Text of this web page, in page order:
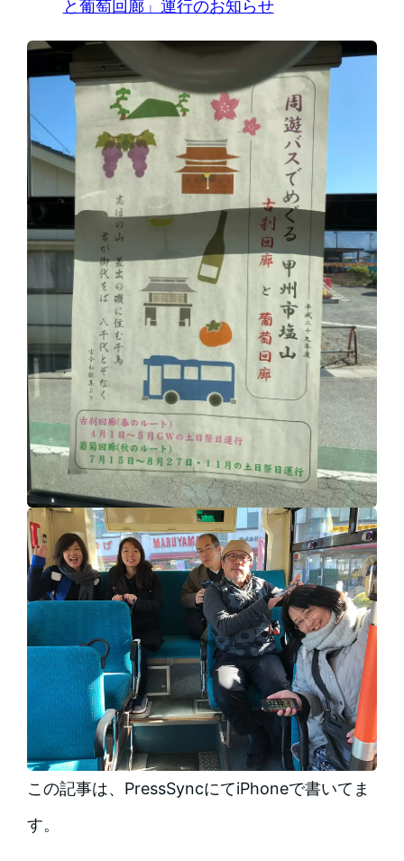
と葡萄回廊」運行のお知らせ
この記事は、PressSyncにてiPhoneで書いてま
す。